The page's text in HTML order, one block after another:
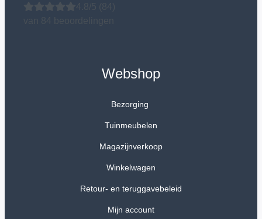
4.8/5
(84)
van 84 beoordelingen
Webshop
Bezorging
Tuinmeubelen
Magazijnverkoop
Winkelwagen
Retour- en teruggavebeleid
Mijn account